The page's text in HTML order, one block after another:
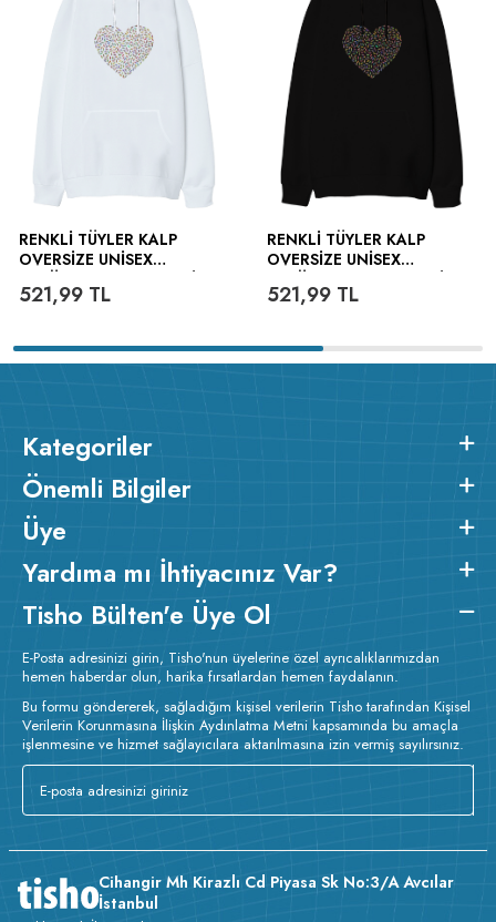
RENKLI TÜYLER KALP
OVERSIZE UNISEX
521,99 TL
RENKLI TÜYLER KALP
OVERSIZE UNISEX
521,99TL
Kategoriler
Önemli Bilgiler
Üye
Yardıma mı İhtiyacınız Var?
Tisho Bülten'e Üye Ol
E-Posta adresinizi girin, Tisho'nun üyelerine özel ayrıcalıklarımızdan
hemen haberdar olun, harika fırsatlardan hemen faydalanın.
Bu formu göndererek, sağladığım kişisel verilerin Tisho tarafından Kişisel
Verilerin Korunmasına İlişkin Aydınlatma Metni kapsamında bu amaçla
işlenmesine ve hizmet sağlayıcılara aktarılmasına izin vermiş sayılırsınız.
Cihangir Mh Kirazlı Cd Piyasa Sk No:3/A Avcılar
İstanbul